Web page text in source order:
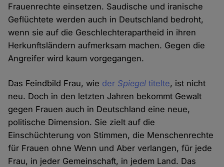
Frauenrechte einsetzen. Saudische und iranische
Geflüchtete werden auch in Deutschland bedroht,
wenn sie auf die Geschlechterapartheid in ihren
Herkunftsländern aufmerksam machen. Gegen die
Angreifer wird kaum vorgegangen.
Das Feindbild Frau, wie der Spiegel titelte, ist nicht
neu. Doch in den letzten Jahren bekommt Gewalt
gegen Frauen auch in Deutschland eine neue,
politische Dimension. Sie zielt auf die
Einschüchterung von Stimmen, die Menschenrechte
für Frauen ohne Wenn und Aber verlangen, für jede
Frau, in jeder Gemeinschaft, in jedem Land. Das